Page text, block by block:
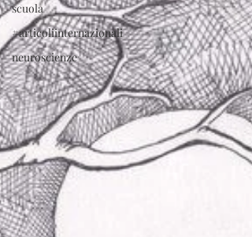
scuola
#articoliinternazionali
neuroscienze